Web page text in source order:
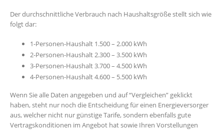
Der durchschnittliche Verbrauch nach Haushaltsgröße stellt sich wie
folgt dar:
1-Personen-Haushalt 1.500 – 2.000 kWh
2-Personen-Haushalt 2.300 – 3.500 kWh
3-Personen-Haushalt 3.700 – 4.500 kWh
4-Personen-Haushalt 4.600 – 5.500 kWh
Wenn Sie alle Daten angegeben und auf “Vergleichen” geklickt
haben, steht nur noch die Entscheidung für einen Energieversorger
aus, welcher nicht nur günstige Tarife, sondern ebenfalls gute
Vertragskonditionen im Angebot hat sowie Ihren Vorstellungen